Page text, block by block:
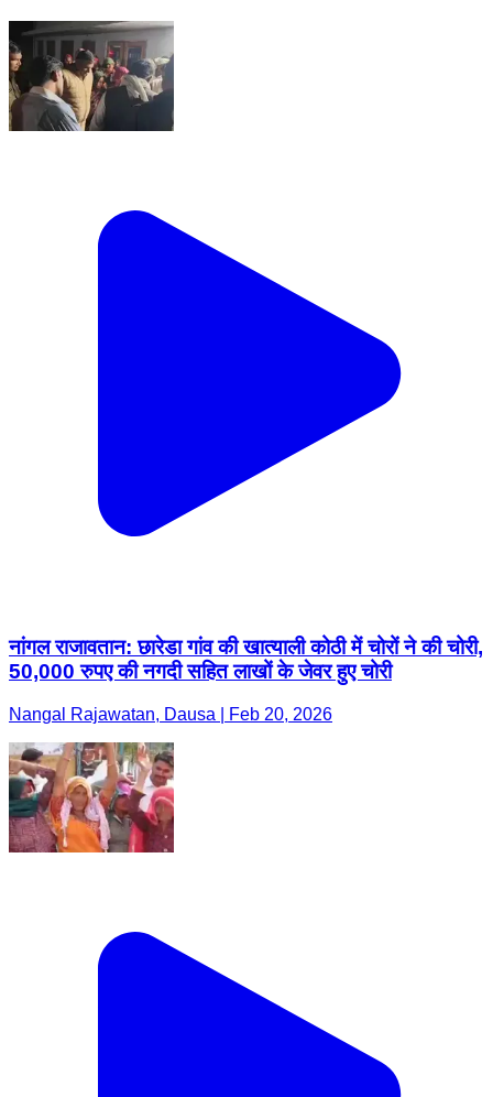
नांगल राजावतान: छारेडा गांव की खात्याली कोठी में चोरों ने की चोरी,
50,000 रुपए की नगदी सहित लाखों के जेवर हुए चोरी
Nangal Rajawatan, Dausa | Feb 20, 2026